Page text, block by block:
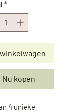
*
Nu kopen
4 unieke